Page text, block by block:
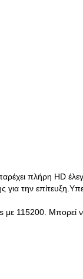
πλήρη HD
την επίτευξη
115200. Μπορεί